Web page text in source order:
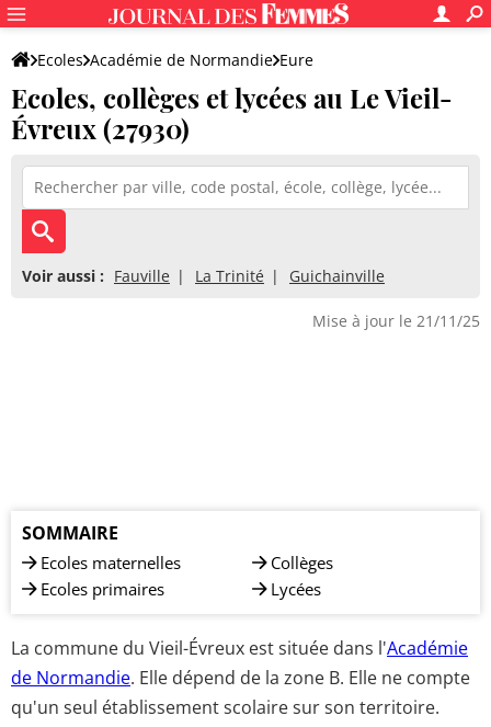
Ecoles Académie de Normandie Eure
Ecoles, collèges et lycées au Le Vieil-
Évreux (27930)
Voir aussi : Fauville La Trinité Guichainville
Mise à jour le 21/11/25
SOMMAIRE
Ecoles maternelles
Ecoles primaires
Collèges
Lycées
La commune du Vieil-Évreux est située dans l'Académie
de Normandie. Elle dépend de la zone B. Elle ne compte
qu'un seul établissement scolaire sur son territoire.